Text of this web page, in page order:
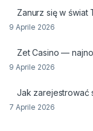
Zanurz się w świat
9 Aprile 2026
Zet Casino —
9 Aprile 2026
Jak zarejestrować
7 Aprile 2026